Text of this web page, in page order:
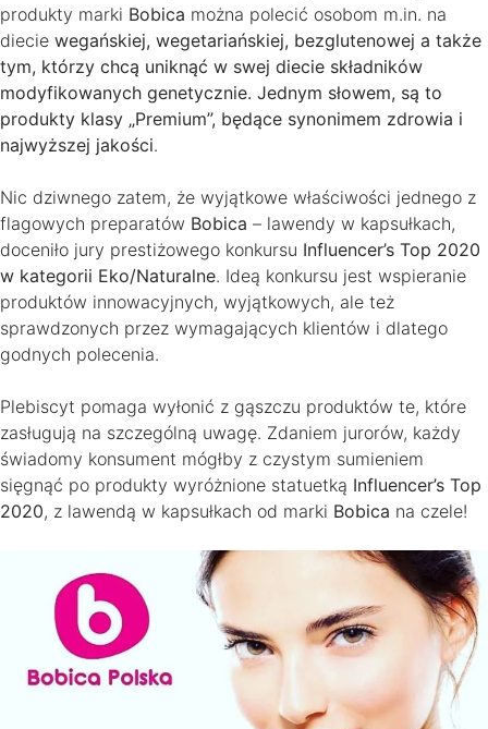
produkty marki Bobica można polecić osobom m.in. na
diecie wegańskiej, wegetariańskiej, bezglutenowej a także
tym, którzy chcą uniknąć w swej diecie składników
modyfikowanych genetycznie. Jednym słowem, są to
produkty klasy „Premium”, będące synonimem zdrowia i
najwyższej jakości.
Nic dziwnego zatem, że wyjątkowe właściwości jednego z
flagowych preparatów Bobica – lawendy w kapsułkach,
doceniło jury prestiżowego konkursu Influencer’s Top 2020
w kategorii Eko/Naturalne. Ideą konkursu jest wspieranie
produktów innowacyjnych, wyjątkowych, ale też
sprawdzonych przez wymagających klientów i dlatego
godnych polecenia.
Plebiscyt pomaga wyłonić z gąszczu produktów te, które
zasługują na szczególną uwagę. Zdaniem jurorów, każdy
świadomy konsument mógłby z czystym sumieniem
sięgnąć po produkty wyróżnione statuetką Influencer’s Top
2020, z lawendą w kapsułkach od marki Bobica na czele!